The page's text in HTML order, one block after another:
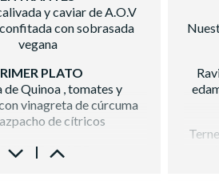
y sin alcohol, zumo,
aguas
e infusiones
y caviar de A.O.V
con sobrasada
vegana
PLATO
de Quinoa , tomates y
vinagreta de cúrcuma
de cítricos
PLATO